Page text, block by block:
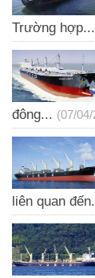
Trường hợp...
đông... (07/
liên quan